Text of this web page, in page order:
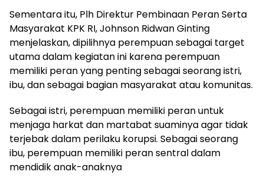
Sementara itu, Plh Direktur Pembinaan Peran Serta
Masyarakat KPK RI, Johnson Ridwan Ginting
menjelaskan, dipilihnya perempuan sebagai target
utama dalam kegiatan ini karena perempuan
memiliki peran yang penting sebagai seorang istri,
ibu, dan sebagai bagian masyarakat atau komunitas.
Sebagai istri, perempuan memiliki peran untuk
menjaga harkat dan martabat suaminya agar tidak
terjebak dalam perilaku korupsi. Sebagai seorang
ibu, perempuan memiliki peran sentral dalam
mendidik anak-anaknya